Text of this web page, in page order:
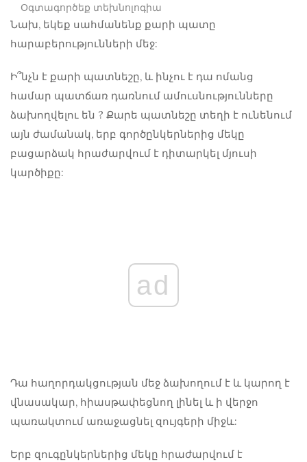
Օգտագործեք տեխնոլոգիա
Նախ, եկեք սահմանենք քարի պատը
հարաբերությունների մեջ:
Ի՞նչն է քարի պատնեշը, և ինչու է դա ոմանց
համար պատճառ դառնում ամուսնությունները
ձախողվելու են ? Քարե պատնեշը տեղի է ունենում
այն ​​ժամանակ, երբ գործընկերներից մեկը
բացարձակ հրաժարվում է դիտարկել մյուսի
կարծիքը:
ad
Դա հաղորդակցության մեջ ձախողում է և կարող է
վնասակար, հիասթափեցնող լինել և ի վերջո
պառակտում առաջացնել զույգերի միջև:
Երբ զուգընկերներից մեկը հրաժարվում է